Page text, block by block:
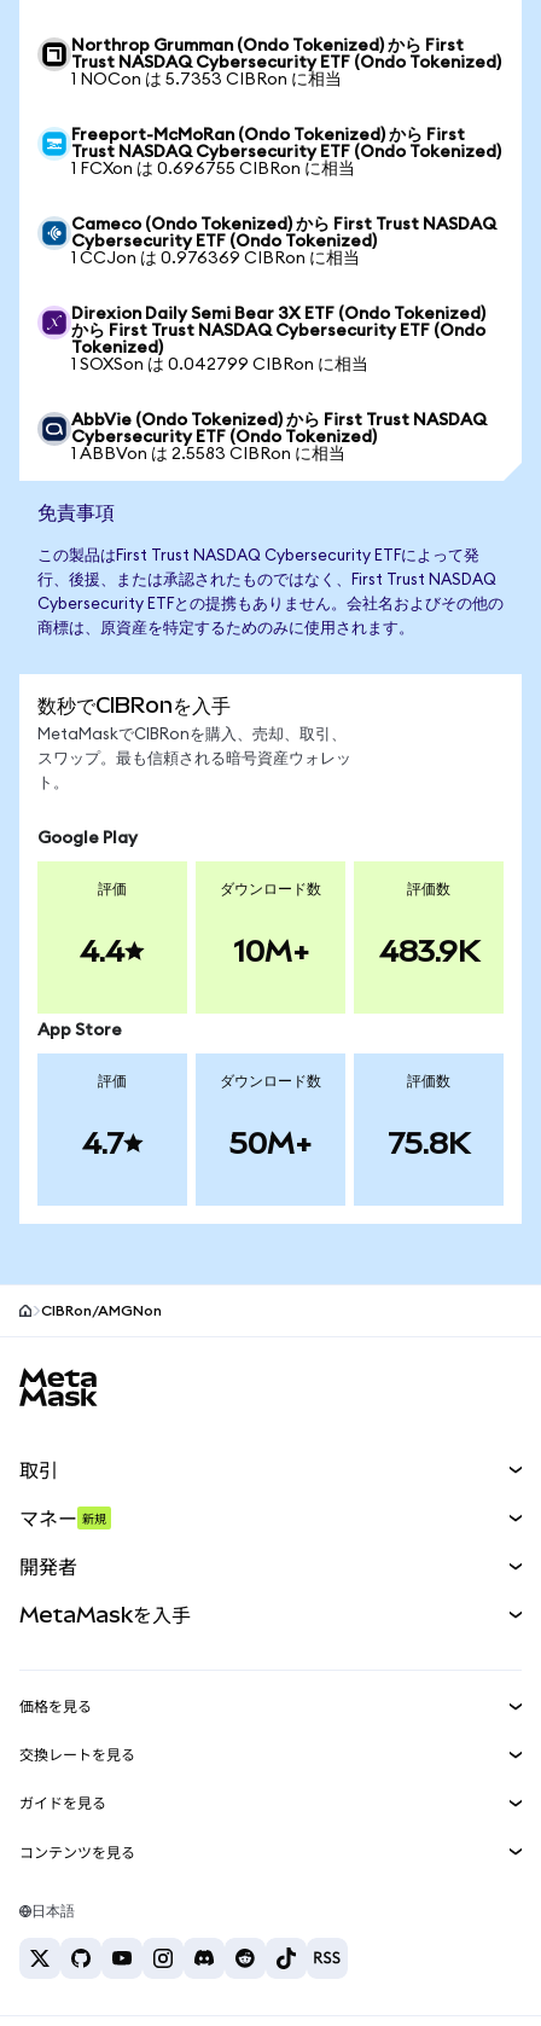
Northrop Grumman (Ondo Tokenized) から First
Trust NASDAQ Cybersecurity ETF (Ondo Tokenized)
1 NOCon は 5.7353 CIBRon に相当
Freeport-McMoRan (Ondo Tokenized) から First
Trust NASDAQ Cybersecurity ETF (Ondo Tokenized)
1 FCXon は 0.696755 CIBRon に相当
Cameco (Ondo Tokenized) から First Trust NASDAQ
Cybersecurity ETF (Ondo Tokenized)
1 CCJon は 0.976369 CIBRon に相当
Direxion Daily Semi Bear 3X ETF (Ondo Tokenized)
から First Trust NASDAQ Cybersecurity ETF (Ondo
Tokenized)
1 SOXSon は 0.042799 CIBRon に相当
AbbVie (Ondo Tokenized) から First Trust NASDAQ
Cybersecurity ETF (Ondo Tokenized)
1 ABBVon は 2.5583 CIBRon に相当
免責事項
この製品はFirst Trust NASDAQ Cybersecurity ETFによって発
行、後援、または承認されたものではなく、First Trust NASDAQ
Cybersecurity ETFとの提携もありません。会社名およびその他の
商標は、原資産を特定するためのみに使用されます。
数秒でCIBRonを入手
MetaMaskでCIBRonを購入、売却、取引、
スワップ。最も信頼される暗号資産ウォレッ
ト。
Google Play
評価
4.4
ダウンロード数
10M+
評価数
483.9K
App Store
評価
4.7
ダウンロード数
50M+
評価数
75.8K
CIBRon/AMGNon
取引
パーペチュアル
RWA
マネー 新規
開発者
MetaMask Connect
Snaps
Web3サービス
MetaMaskを入手
セキュリティ
サポート
キャリア
お問い合わせ
価格を見る
イーサリアムの価格
Solanaの価格
Tetherの価格
交換レートを見る
ETH→USD
USDT→INR
BTC→INR
ETH→USDT
ガイドを見る
ETHの購入
USDTの購入
コンテンツを見る
Solanaウォレット
日本語